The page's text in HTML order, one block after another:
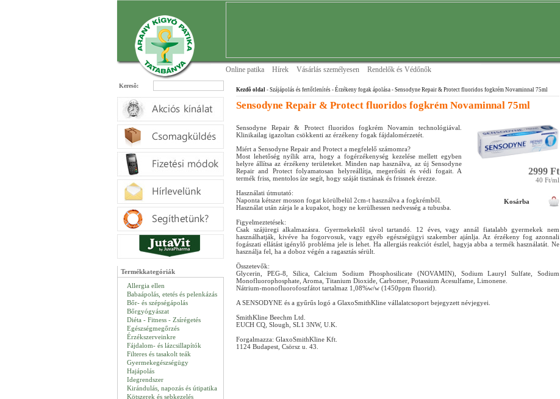
Online patika Hírek Vásárlás személyesen Rendelők és Védőnők
Keresõ:
Termékkategóriák
Allergia ellen
Babaápolás, etetés és pelenkázás
Bőr- és szépségápolás
Bőrgyógyászat
Diéta - Fitness - Zsírégetés
Egészségmegőrzés
Érzékszerveinkre
Fájdalom- és lázcsillapítók
Filteres és tasakolt teák
Gyermekegészségügy
Hajápolás
Idegrendszer
Kirándulás, napozás és útipatika
Kötszerek és sebkezelés
Kezdõ oldal - Szájápolás és fertőtlenítés - Érzékeny fogak ápolása - Sensodyne Repair & Protect fluoridos fogkrém Novaminnal 75ml
Sensodyne Repair & Protect fluoridos fogkrém Novaminnal 75ml
2999 Ft
40 Ft/ml
Kosárba
Sensodyne Repair & Protect fluoridos fogkrém Novamin technológiával.
Klinikailag igazoltan csökkenti az érzékeny fogak fájdalomérzetét.
Miért a Sensodyne Repair and Protect a megfelelő számomra?
Most lehetőség nyílik arra, hogy a fogérzékenység kezelése mellett egyben
helyre állítsa az érzékeny területeket. Minden nap használva, az új Sensodyne
Repair and Protect folyamatosan helyreállítja, megerősíti és védi fogait. A
termék friss, mentolos íze segít, hogy száját tisztának és frissnek érezze.
Használati útmutató:
Naponta kétszer mosson fogat körülbelül 2cm-t használva a fogkrémből.
Használat után zárja le a kupakot, hogy ne kerülhessen nedvesség a tubusba.
Figyelmeztetések:
Csak szájüregi alkalmazásra. Gyermekektől távol tartandó. 12 éves, vagy annál fiatalabb gyermekek nem
használhatják, kivéve ha fogorvosuk, vagy egyéb egészségügyi szakember ajánlja. Az érzékeny fog azonnali
fogászati ellátást igénylő probléma jele is lehet. Ha allergiás reakciót észlel, hagyja abba a termék használatát. Ne
használja fel, ha a doboz végén a ragasztás sérült.
Összetevők:
Glycerin, PEG-8, Silica, Calcium Sodium Phosphosilicate (NOVAMIN), Sodium Lauryl Sulfate, Sodium
Monofluorophosphate, Aroma, Titanium Dioxide, Carbomer, Potassium Acesulfame, Limonene.
Nátrium-monofluorofoszfátot tartalmaz 1,08%w/w (1450ppm fluorid).
A SENSODYNE és a gyűrűs logó a GlaxoSmithKline vállalatcsoport bejegyzett névjegyei.
SmithKline Beechm Ltd.
EUCH CQ, Slough, SL1 3NW, U.K.
Forgalmazza: GlaxoSmithKline Kft.
1124 Budapest, Csörsz u. 43.